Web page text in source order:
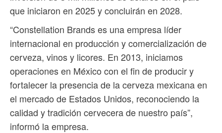
que iniciaron en 2025 y concluirán en 2028.
“Constellation Brands es una empresa líder
internacional en producción y comercialización de
cerveza, vinos y licores. En 2013, iniciamos
operaciones en México con el fin de producir y
fortalecer la presencia de la cerveza mexicana en
el mercado de Estados Unidos, reconociendo la
calidad y tradición cervecera de nuestro país”,
informó la empresa.